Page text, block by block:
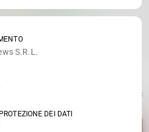
S.R.L.
DEI DATI